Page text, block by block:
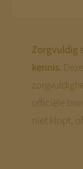
Zorgvuldig
kennis.
officiële
niet klopt,
Jeroen